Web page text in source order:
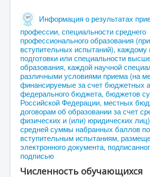
Информация о результатах
профессии, специальности среднего
профессионального образования
вступительных испытаний),
подготовки или специальности
образования, каждой научной
различными условиями приема (на
финансируемые за счет бюджетных
федерального бюджета, бюджетов
Российской Федерации, местных
договорам об образовании за счет
физических и (или) юридических
средней суммы набранных баллов
вступительным испытаниям,
электронного документа,
подписью
Численность обучающихся